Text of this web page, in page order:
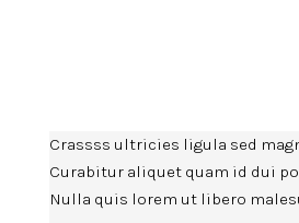
Crassss ultricies ligula sed
Curabitur aliquet quam id dui
Nulla quis lorem ut libero